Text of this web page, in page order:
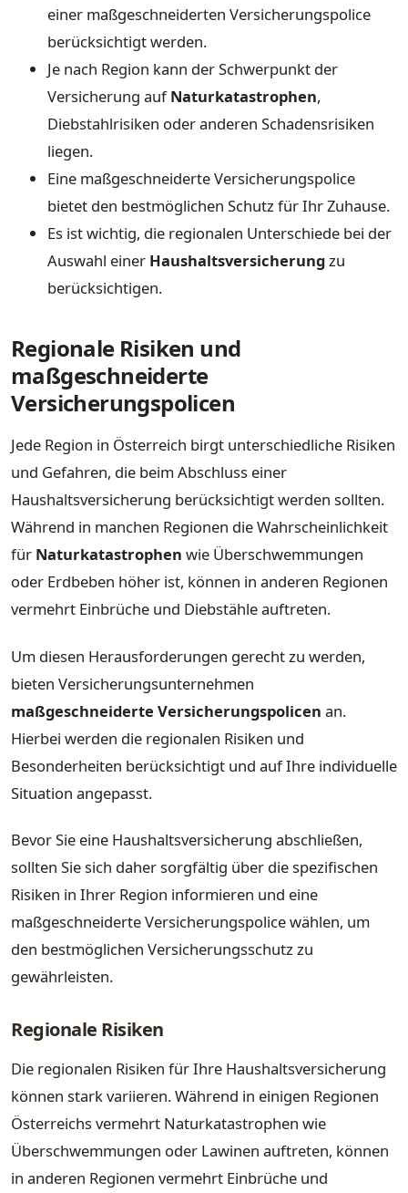
einer maßgeschneiderten Versicherungspolice
berücksichtigt werden.
Je nach Region kann der Schwerpunkt der
Versicherung aufNaturkatastrophen,
Diebstahlrisiken oder anderen Schadensrisiken
liegen.
Eine maßgeschneiderte Versicherungspolice
bietet den bestmöglichen Schutz für Ihr Zuhause.
Es ist wichtig, die regionalen Unterschiede bei der
Auswahl einer Haushaltsversicherungzu
berücksichtigen.
Regionale Risiken und
maßgeschneiderte
Versicherungspolicen
Jede Region in Österreich birgt unterschiedliche Risiken
und Gefahren, die beim Abschluss einer
Haushaltsversicherung berücksichtigt werden sollten.
Während in manchen Regionen die Wahrscheinlichkeit
für Naturkatastrophen wie Überschwemmungen
oder Erdbeben höher ist, können in anderen Regionen
vermehrt Einbrüche und Diebstähle auftreten.
Um diesen Herausforderungen gerecht zu werden,
bieten Versicherungsunternehmen
maßgeschneiderte Versicherungspolicen an.
Hierbei werden die regionalen Risiken und
Besonderheiten berücksichtigt und auf Ihre individuelle
Situation angepasst.
Bevor Sie eine Haushaltsversicherung abschließen,
sollten Sie sich daher sorgfältig über die spezifischen
Risiken in Ihrer Region informieren und eine
maßgeschneiderte Versicherungspolice wählen, um
den bestmöglichen Versicherungsschutz zu
gewährleisten.
Regionale Risiken
Die regionalen Risiken für Ihre Haushaltsversicherung
können stark variieren. Während in einigen Regionen
Österreichs vermehrt Naturkatastrophen wie
Überschwemmungen oder Lawinen auftreten, können
in anderen Regionen vermehrt Einbrüche und